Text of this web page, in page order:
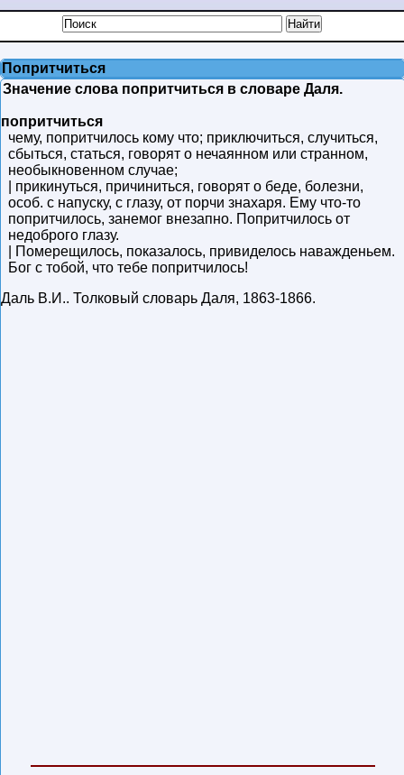
Попритчиться
Значение слова попритчиться в словаре Даля.
попритчиться
чему, попритчилось кому что; приключиться, случиться,
сбыться, статься, говорят о нечаянном или странном,
необыкновенном случае;
| прикинуться, причиниться, говорят о беде, болезни,
особ. с напуску, с глазу, от порчи знахаря. Ему что-то
попритчилось, занемог внезапно. Попритчилось от
недоброго глазу.
| Померещилось, показалось, привиделось наважденьем.
Бог с тобой, что тебе попритчилось!
Даль В.И.. Толковый словарь Даля, 1863-1866.